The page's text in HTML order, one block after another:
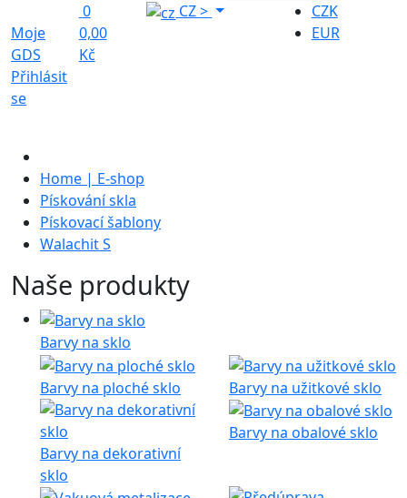
Moje
GDS
Přihlásit
se
0
0,00
Kč
CZ>
CZK
EUR
Home | E-shop
Pískování skla
Pískovací šablony
Walachit S
Naše produkty
Barvy na sklo
Barvy na ploché sklo Barvy na užitkové sklo
Barvy na dekorativní
sklo
Barvy na obalové sklo